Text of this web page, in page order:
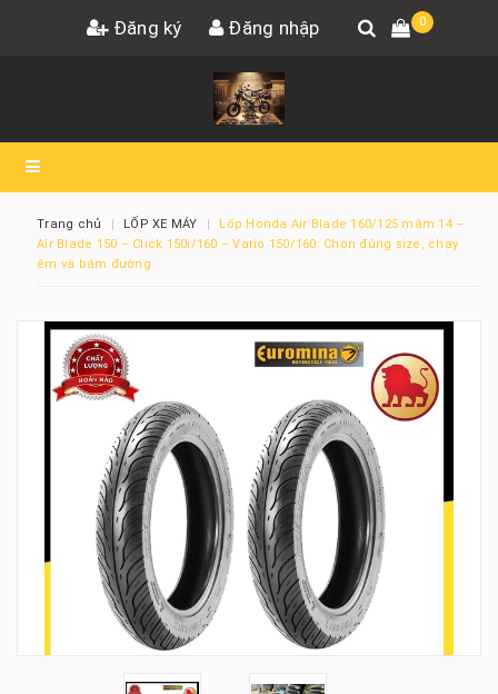
Đăng ký Đăng nhập 0
Trang chủ LỐP XE MÁY
Lốp Honda Air Blade 160/125 mâm 14 –
Air Blade 150 – Click 150i/160 – Vario 150/160: Chọn đúng size, chạy
êm và bám đường